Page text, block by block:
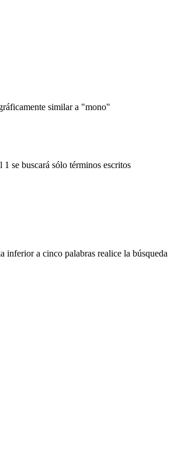
similar a "mono"
se buscará sólo términos escritos
a cinco palabras realice la búsqueda